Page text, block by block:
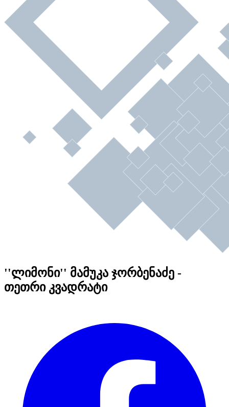
''ლიმონი'' მამუკა ჯორბენაძე -
თეთრი კვადრატი